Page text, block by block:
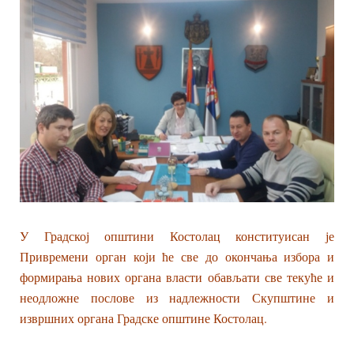
У Градској општини Костолац конституисан је
Привремени орган који ће све до окончања избора и
формирања нових органа власти обављати све текуће и
неодложне послове из надлежности Скупштине и
извршних органа Градске општине Костолац.